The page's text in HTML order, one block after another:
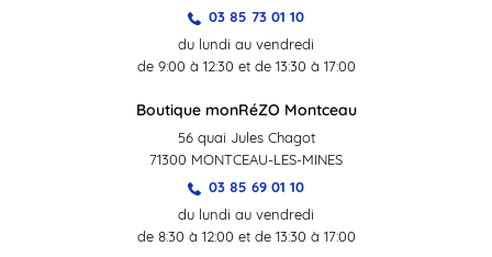
03 85 73 01 10
du lundi au vendredi
de 9:00 à 12:30 et de 13:30 à 17:00
Boutique monRéZO Montceau
56 quai Jules Chagot
71300 MONTCEAU-LES-MINES
03 85 69 01 10
du lundi au vendredi
de 8:30 à 12:00 et de 13:30 à 17:00